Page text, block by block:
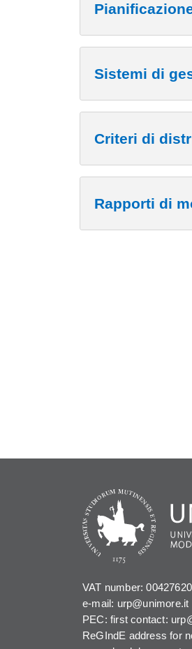
Sistemi di
Criteri di
Rapporti di
VAT number:
e-mail: urp@unimore.it
PEC: first contact:
ReGIndE address for